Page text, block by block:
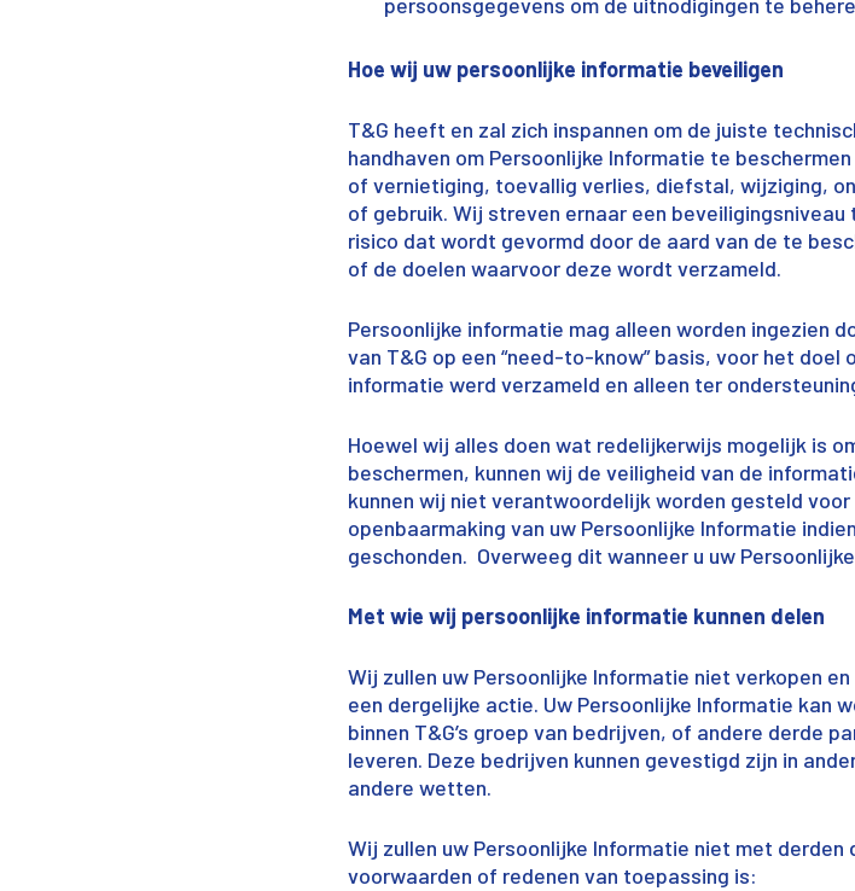
persoonsgegevens om de uitnodigingen te
Hoe wij uw persoonlijke informatie beveiligen
T&G heeft en zal zich inspannen om de juiste
handhaven om Persoonlijke Informatie te
of vernietiging, toevallig verlies, diefstal, wijziging,
of gebruik. Wij streven ernaar een
risico dat wordt gevormd door de aard van de te
of de doelen waarvoor deze wordt verzameld.
Persoonlijke informatie mag alleen worden ingezien
van T&G op een “need-to-know” basis, voor het
informatie werd verzameld en alleen ter
Hoewel wij alles doen wat redelijkerwijs mogelijk is
beschermen, kunnen wij de veiligheid van de
kunnen wij niet verantwoordelijk worden gesteld
openbaarmaking van uw Persoonlijke Informatie
geschonden. Overweeg dit wanneer u uw
Met wie wij persoonlijke informatie kunnen delen
Wij zullen uw Persoonlijke Informatie niet verkopen
een dergelijke actie. Uw Persoonlijke Informatie kan
binnen T&G’s groep van bedrijven, of andere derde
leveren. Deze bedrijven kunnen gevestigd zijn in
andere wetten.
Wij zullen uw Persoonlijke Informatie niet met
voorwaarden of redenen van toepassing is: